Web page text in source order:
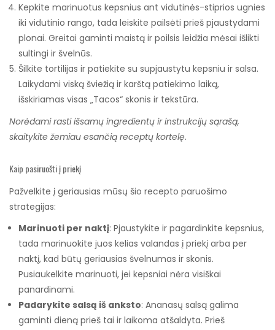
Kepkite marinuotus kepsnius ant vidutinės-stiprios ugnies
iki vidutinio rango, tada leiskite pailsėti prieš pjaustydami
plonai. Greitai gaminti maistą ir poilsis leidžia mėsai išlikti
sultingi ir švelnūs.
Šilkite tortilijas ir patiekite su supjaustytu kepsniu ir salsa.
Laikydami viską šviežią ir karštą patiekimo laiką,
išskiriamas visas „Tacos“ skonis ir tekstūra.
Norėdami rasti išsamų ingredientų ir instrukcijų sąrašą,
skaitykite žemiau esančią receptų kortelę.
Kaip pasiruošti į priekį
Pažvelkite į geriausias mūsų šio recepto paruošimo
strategijas:
Marinuoti per naktį: Pjaustykite ir pagardinkite kepsnius,
tada marinuokite juos kelias valandas į priekį arba per
naktį, kad būtų geriausias švelnumas ir skonis.
Pusiaukelkite marinuoti, jei kepsniai nėra visiškai
panardinami.
Padarykite salsą iš anksto: Ananasų salsą galima
gaminti dieną prieš tai ir laikoma atšaldyta. Prieš